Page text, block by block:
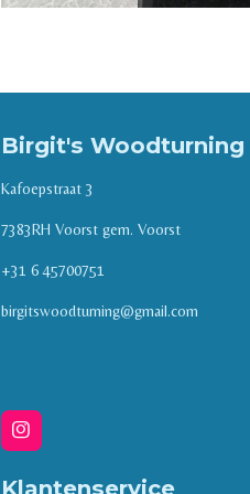
Birgit's Woodturning
Kafoepstraat 3
7383RH Voorst gem. Voorst
+31 6 45700751
birgitswoodturning@gmail.com
I
n
Klantenservice